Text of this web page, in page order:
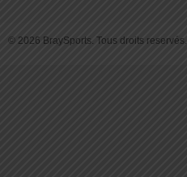
© 2026 BraySports. Tous droits reservés.